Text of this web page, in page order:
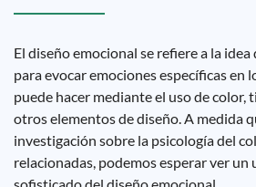
El diseño emocional se refiere a la
para evocar emociones específicas en
puede hacer mediante el uso de color,
otros elementos de diseño. A medida
investigación sobre la psicología del
relacionadas, podemos esperar ver un